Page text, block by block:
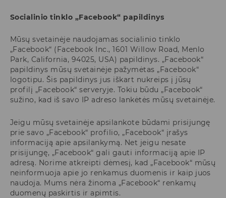
Socialinio tinklo „Facebook“ papildinys
Mūsų svetainėje naudojamas socialinio tinklo
„Facebook“ (Facebook Inc., 1601 Willow Road, Menlo
Park, California, 94025, USA) papildinys. „Facebook“
papildinys mūsų svetainėje pažymėtas „Facebook“
logotipu. Šis papildinys jus iškart nukreips į jūsų
profilį „Facebook“ serveryje. Tokiu būdu „Facebook“
sužino, kad iš savo IP adreso lankėtės mūsų svetainėje.
Jeigu mūsų svetainėje apsilankote būdami prisijungę
prie savo „Facebook“ profilio, „Facebook“ įrašys
informaciją apie apsilankymą. Net jeigu nesate
prisijungę, „Facebook“ gali gauti informaciją apie IP
adresą. Norime atkreipti dėmesį, kad „Facebook“ mūsų
neinformuoja apie jo renkamus duomenis ir kaip juos
naudoja. Mums nėra žinoma „Facebook“ renkamų
duomenų paskirtis ir apimtis.